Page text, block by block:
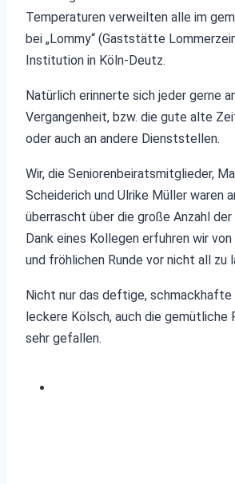
Temperaturen verweilten alle im
bei „Lommy“ (Gaststätte
Institution in Köln-Deutz.
Natürlich erinnerte sich jeder gerne
Vergangenheit, bzw. die gute alte
oder auch an andere Dienststellen.
Wir, die Seniorenbeiratsmitglieder,
Scheiderich und Ulrike Müller waren
überrascht über die große Anzahl
Dank eines Kollegen erfuhren wir
und fröhlichen Runde vor nicht all zu
Nicht nur das deftige, schmackhafte
leckere Kölsch, auch die gemütliche
sehr gefallen.